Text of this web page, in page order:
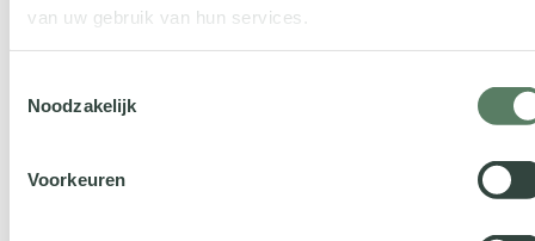
van uw gebruik van hun services.
Noodzakelijk
Voorkeuren